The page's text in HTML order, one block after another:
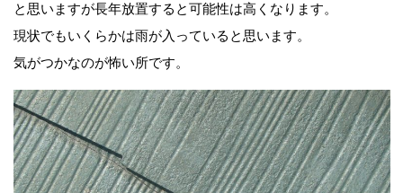
と思いますが長年放置すると可能性は高くなります。
現状でもいくらかは雨が入っていると思います。
気がつかなのが怖い所です。